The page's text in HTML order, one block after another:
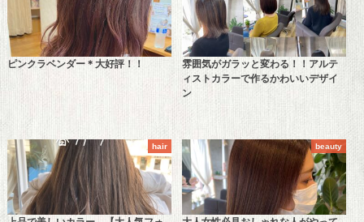
ピンクラベンダー＊大好評！！
雰囲気がガラッと変わる！！アルテ
ィストカラーで作るかわいいデザイ
ン
hair beauty